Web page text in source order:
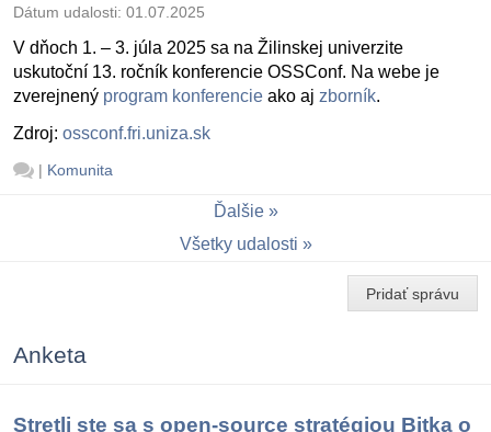
Dátum udalosti: 01.07.2025
V dňoch 1. – 3. júla 2025 sa na Žilinskej univerzite
uskutoční 13. ročník konferencie OSSConf. Na webe je
zverejnený program konferencie ako aj zborník.
Zdroj: ossconf.fri.uniza.sk
| Komunita
Ďalšie
Všetky udalosti
Pridať správu
Anketa
Stretli ste sa s open-source stratégiou Bitka o